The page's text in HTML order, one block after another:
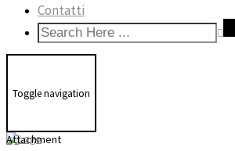
Contatti
Toggle navigation
Attachment